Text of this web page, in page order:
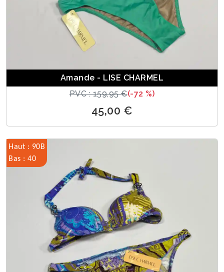
Amande - LISE CHARMEL
PVC : 159,95 €(-72 %)
45,00 €
Haut : 90B
Bas : 40